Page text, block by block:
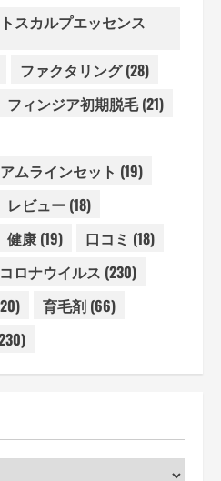
スカルプエッセンス
ファクタリング(28)
フィンジア初期脱毛(21)
ムラインセット (19)
レビュー(18)
健康(19) 口コミ (18)
ロナウイルス (230)
育毛剤(66)